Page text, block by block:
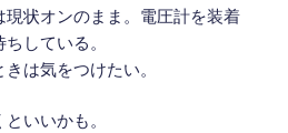
現状オンのまま。電圧計を装着
している。
は気をつけたい。
いいかも。